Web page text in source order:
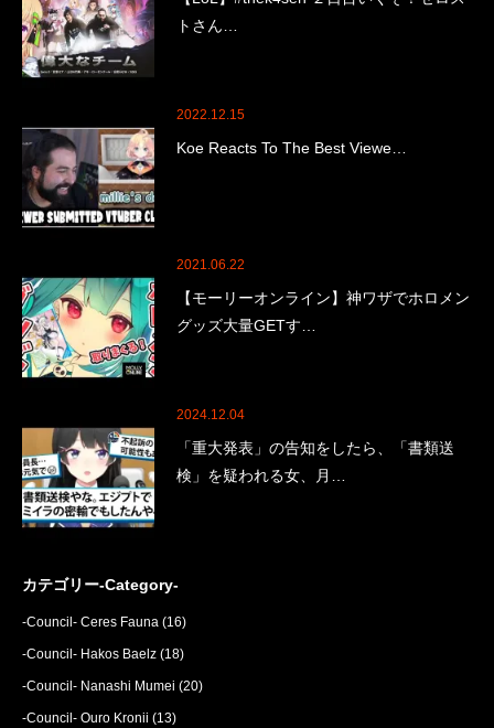
トさん…
2022.12.15
Koe Reacts To The Best Viewe…
2021.06.22
【モーリーオンライン】神ワザでホロメン
グッズ大量GETす…
2024.12.04
「重大発表」の告知をしたら、「書類送
検」を疑われる女、月…
カテゴリー-Category-
-Council- Ceres Fauna (16)
-Council- Hakos Baelz (18)
-Council- Nanashi Mumei (20)
-Council- Ouro Kronii (13)